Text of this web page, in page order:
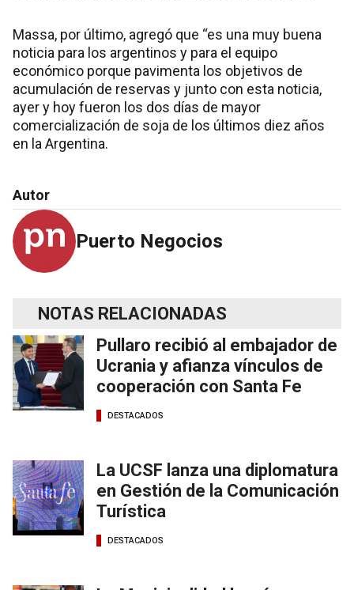
Massa, por último, agregó que “es una muy buena
noticia para los argentinos y para el equipo
económico porque pavimenta los objetivos de
acumulación de reservas y junto con esta noticia,
ayer y hoy fueron los dos días de mayor
comercialización de soja de los últimos diez años
en la Argentina.
Autor
Puerto Negocios
NOTAS RELACIONADAS
Pullaro recibió al embajador de
Ucrania y afianza vínculos de
cooperación con Santa Fe
DESTACADOS
La UCSF lanza una diplomatura
en Gestión de la Comunicación
Turística
DESTACADOS